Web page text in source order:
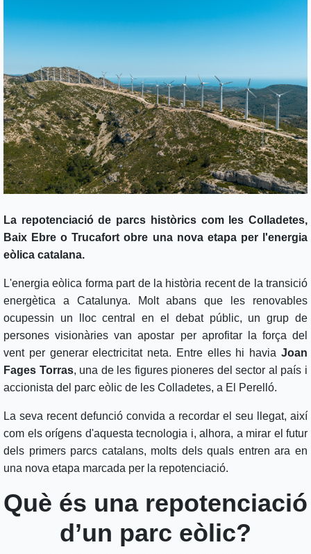
La repotenciació de parcs històrics com les Colladetes,
Baix Ebre o Trucafort obre una nova etapa per l'energia
eòlica catalana.
L'energia eòlica forma part de la història recent de la transició
energètica a Catalunya. Molt abans que les renovables
ocupessin un lloc central en el debat públic, un grup de
persones visionàries van apostar per aprofitar la força del
vent per generar electricitat neta. Entre elles hi havia Joan
Fages Torras, una de les figures pioneres del sector al país i
accionista del parc eòlic de les Colladetes, a El Perelló.
La seva recent defunció convida a recordar el seu llegat, així
com els orígens d'aquesta tecnologia i, alhora, a mirar el futur
dels primers parcs catalans, molts dels quals entren ara en
una nova etapa marcada per la repotenciació.
Què és una repotenciació
d’un parc eòlic?